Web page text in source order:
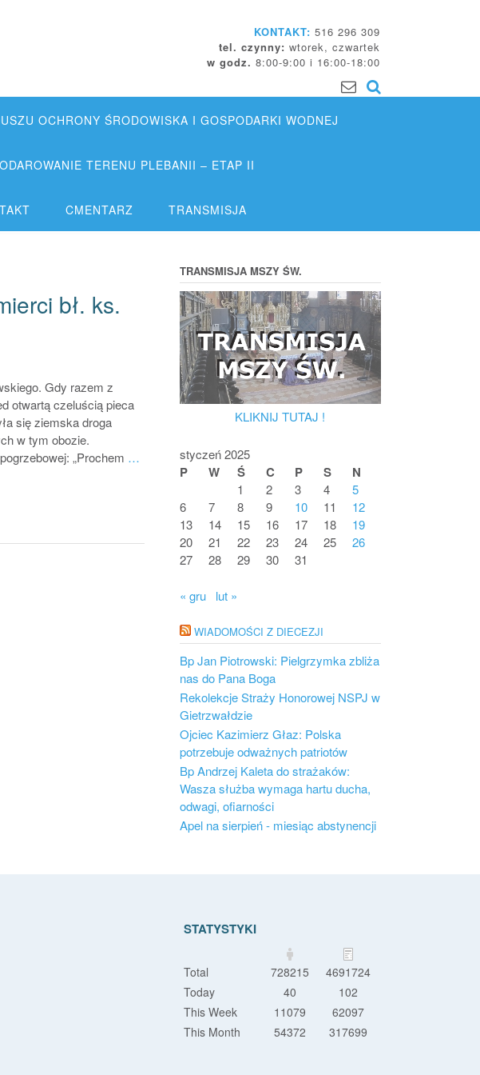
KONTAKT: 516 296 309
tel. czynny: wtorek, czwartek
w godz. 8:00-9:00 i 16:00-18:00
OCHRONY ŚRODOWISKA I GOSPODARKI WODNEJ
TERENU PLEBANII – ETAP II
CMENTARZ TRANSMISJA
bł. ks.
Gdy razem z
otwartą czeluścią pieca
się ziemska droga
w tym obozie.
„Prochem …
TRANSMISJA MSZY ŚW.
KLIKNIJ TUTAJ !
styczeń 2025
P W Ś C P S N
1 2 3 4
5
6
7 8 9 10 11
12
13
14 15 16 17 18
19
20
21 22 23 24 25
26
27
28 29 30 31
« gru lut »
WIADOMOŚCI Z DIECEZJI
Bp Jan Piotrowski: Pielgrzymka zbliża
nas do Pana Boga
Rekolekcje Straży Honorowej NSPJ w
Gietrzwałdzie
Ojciec Kazimierz Głaz: Polska
potrzebuje odważnych patriotów
Bp Andrzej Kaleta do strażaków:
Wasza służba wymaga hartu ducha,
odwagi, ofiarności
Apel na sierpień - miesiąc abstynencji
STATYSTYKI
Total 728215
4691724
Today
40
102
This Week
11079
62097
This Month
54372 317699